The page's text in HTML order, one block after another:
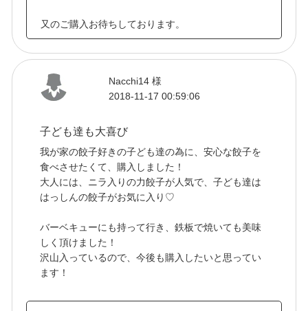
又のご購入お待ちしております。
Nacchi14 様
2018-11-17 00:59:06
子ども達も大喜び
我が家の餃子好きの子ども達の為に、安心な餃子を
食べさせたくて、購入しました！
大人には、ニラ入りの力餃子が人気で、子ども達は
はっしんの餃子がお気に入り♡
バーベキューにも持って行き、鉄板で焼いても美味
しく頂けました！
沢山入っているので、今後も購入したいと思ってい
ます！